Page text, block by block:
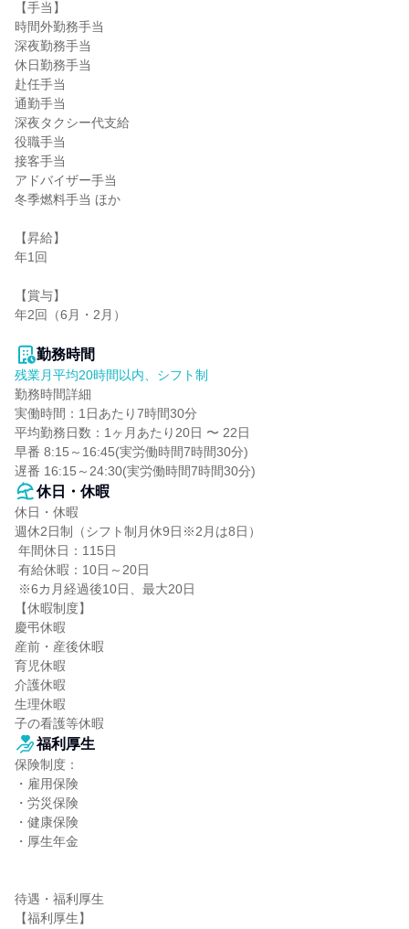
【手当】
時間外勤務手当
深夜勤務手当
休日勤務手当
赴任手当
通勤手当
深夜タクシー代支給
役職手当
接客手当
アドバイザー手当
冬季燃料手当 ほか
【昇給】
年1回
【賞与】
年2回（6月・2月）
勤務時間
残業月平均20時間以内、シフト制
勤務時間詳細
実働時間：1日あたり7時間30分
平均勤務日数：1ヶ月あたり20日 〜 22日
早番 8:15～16:45(実労働時間7時間30分)
遅番 16:15～24:30(実労働時間7時間30分)
休日・休暇
休日・休暇
週休2日制（シフト制月休9日※2月は8日）
【休暇制度】
慶弔休暇
産前・産後休暇
育児休暇
介護休暇
生理休暇
子の看護等休暇
福利厚生
保険制度：
・雇用保険
・労災保険
・健康保険
・厚生年金
待遇・福利厚生
【福利厚生】